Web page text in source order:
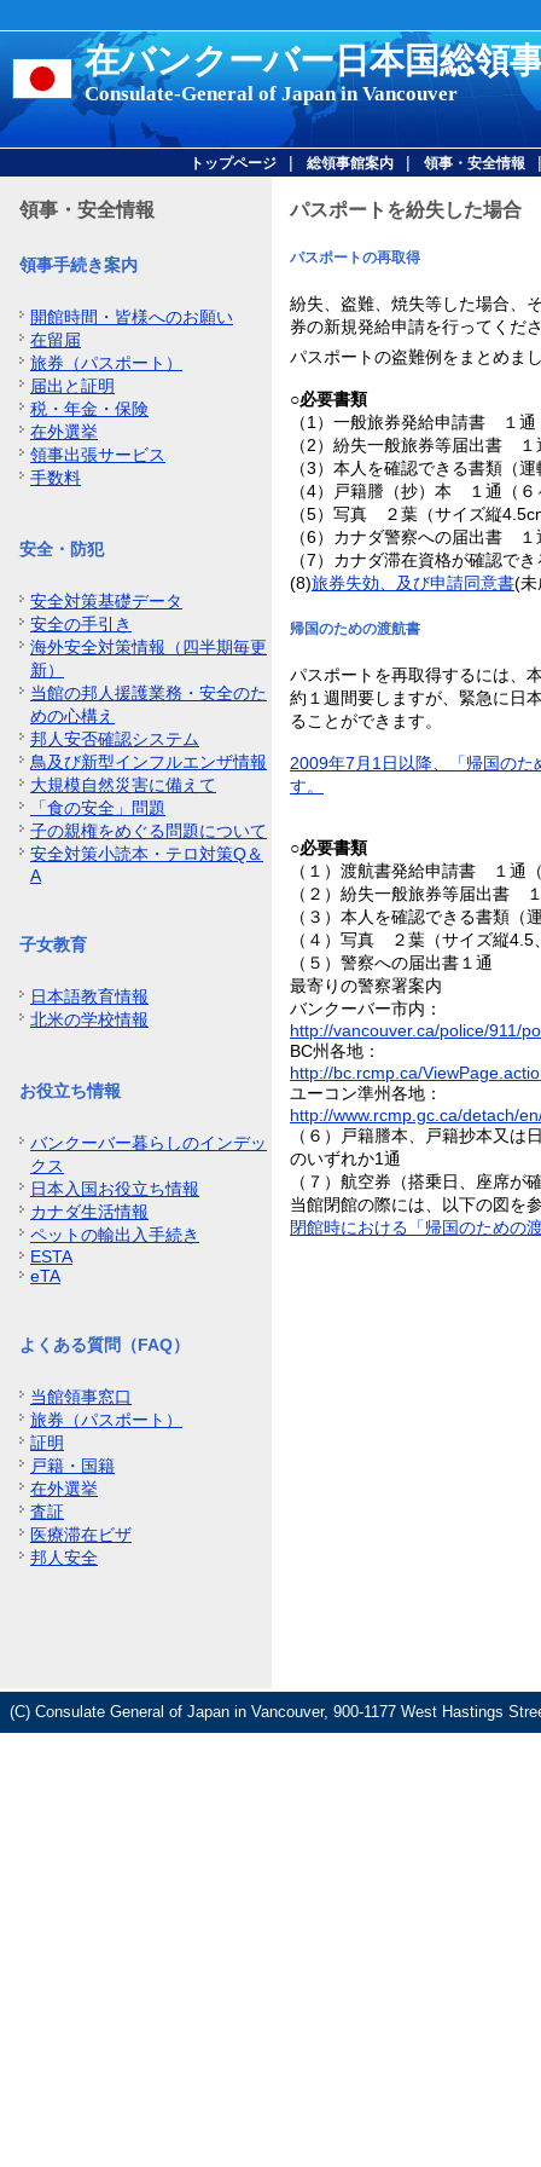
在バンクーバー日本国総領
Consulate-General of Japan in Vancouver
トップページ | 総領事館案内 | 領事・安全情報
領事・安全情報
領事手続き案内
開館時間・皆様へのお願い
在留届
旅券（パスポート）
届出と証明
税・年金・保険
在外選挙
領事出張サービス
手数料
安全・防犯
安全対策基礎データ
安全の手引き
海外安全対策情報（四半期毎更
新）
当館の邦人援護業務・安全のた
めの心構え
邦人安否確認システム
鳥及び新型インフルエンザ情報
大規模自然災害に備えて
「食の安全」問題
子の親権をめぐる問題について
安全対策小読本・テロ対策Q＆
A
子女教育
日本語教育情報
北米の学校情報
お役立ち情報
バンクーバー暮らしのインデッ
クス
日本入国お役立ち情報
カナダ生活情報
ペットの輸出入手続き
ESTA
eTA
よくある質問（FAQ）
当館領事窓口
旅券（パスポート）
証明
戸籍・国籍
在外選挙
査証
医療滞在ビザ
邦人安全
パスポートを紛失した場合
パスポートの再取得
紛失、盗難、焼失等した場合、
券の新規発給申請を行ってくだ
パスポートの盗難例をまとめま
○必要書類
（1）一般旅券発給申請書 １
（2）紛失一般旅券等届出書
（3）本人を確認できる書類（
（4）戸籍謄（抄）本 １通（
（5）写真 ２葉（サイズ縦
（6）カナダ警察への届出書 １
（7）カナダ滞在資格が確認で
(8)旅券失効、及び申請同意書(未
帰国のための渡航書
パスポートを再取得するには、
約１週間要しますが、緊急に日
ることができます。
2009年7月1日以降、「帰国の
す。
○必要書類
（１）渡航書発給申請書 １通
（２）紛失一般旅券等届出書
（３）本人を確認できる書類（
（４）写真 ２葉（サイズ縦4.5
（５）警察への届出書１通
最寄りの警察署案内
バンクーバー市内：
http://vancouver.ca/police/911/
BC州各地：
http://bc.rcmp.ca/
ユーコン準州各地：
http://www.rcmp.gc.ca/detach/
（６）戸籍謄本、戸籍抄本又
のいずれか1通
（７）航空券（搭乗日、座席が
当館閉館の際には、以下の図を
閉館時における「帰国のための
(C) Consulate General of Japan in Vancouver, 900-1177 West Hastings